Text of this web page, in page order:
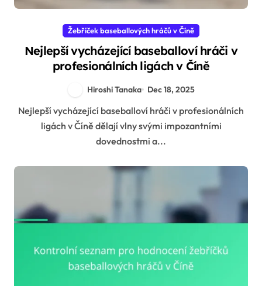
Žebříček baseballových hráčů v Číně
Nejlepší vycházející baseballoví hráči v
profesionálních ligách v Číně
Hiroshi Tanaka Dec 18, 2025
Nejlepší vycházející baseballoví hráči v profesionálních
ligách v Číně dělají vlny svými impozantními
dovednostmi a...